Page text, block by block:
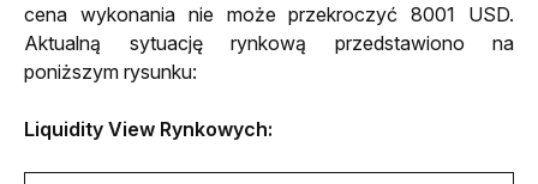
cena wykonania nie może przekroczyć 8001 USD.
Aktualną sytuację rynkową przedstawiono na
poniższym rysunku:
Liquidity View Rynkowych: